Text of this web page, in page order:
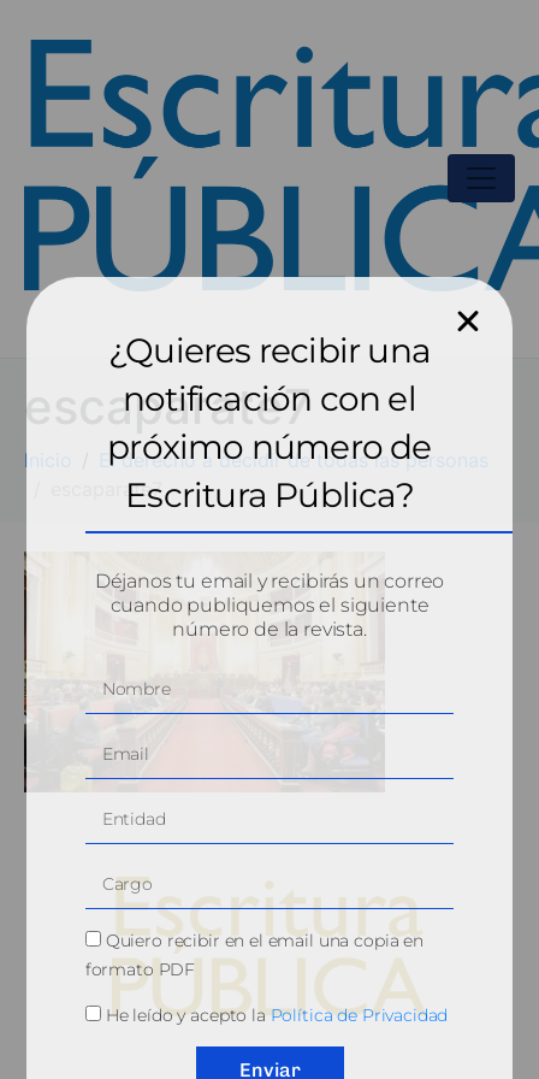
escaparate7
Inicio
El derecho a decidir de todas las personas
escaparate7
© 2010, Consejo General del Notariado
¿Quieres recibir una
notificación con el
próximo número de
Escritura Pública?
Déjanos tu email y recibirás un correo
cuando publiquemos el siguiente
número de la revista.
Quiero recibir en el email una copia en
formato PDF
He leído y acepto laPolítica de Privacidad
Enviar